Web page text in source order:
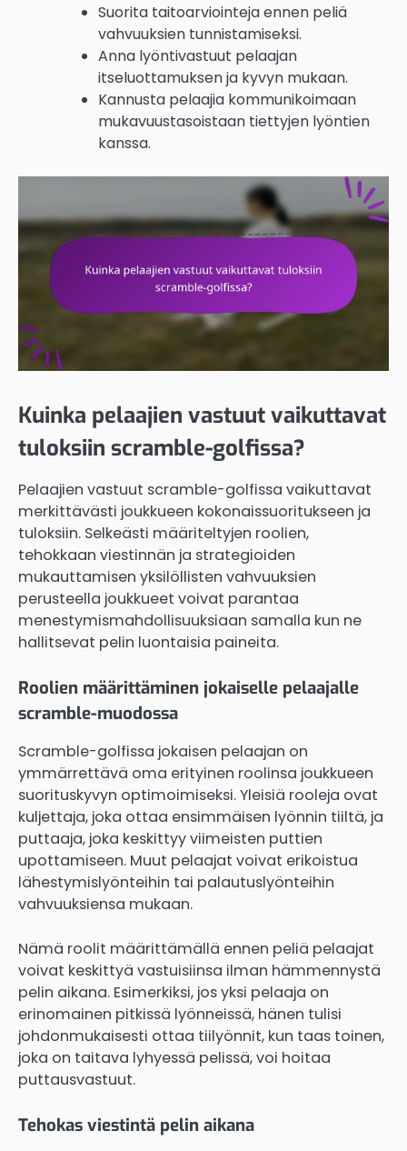
Suorita taitoarviointeja ennen peliä
vahvuuksien tunnistamiseksi.
Anna lyöntivastuut pelaajan
itseluottamuksen ja kyvyn mukaan.
Kannusta pelaajia kommunikoimaan
mukavuustasoistaan tiettyjen lyöntien
kanssa.
Kuinka pelaajien vastuut vaikuttavat
tuloksiin scramble-golfissa?
Pelaajien vastuut scramble-golfissa vaikuttavat
merkittävästi joukkueen kokonaissuoritukseen ja
tuloksiin. Selkeästi määriteltyjen roolien,
tehokkaan viestinnän ja strategioiden
mukauttamisen yksilöllisten vahvuuksien
perusteella joukkueet voivat parantaa
menestymismahdollisuuksiaan samalla kun ne
hallitsevat pelin luontaisia paineita.
Roolien määrittäminen jokaiselle pelaajalle
scramble-muodossa
Scramble-golfissa jokaisen pelaajan on
ymmärrettävä oma erityinen roolinsa joukkueen
suorituskyvyn optimoimiseksi. Yleisiä rooleja ovat
kuljettaja, joka ottaa ensimmäisen lyönnin tiiltä, ja
puttaaja, joka keskittyy viimeisten puttien
upottamiseen. Muut pelaajat voivat erikoistua
lähestymislyönteihin tai palautuslyönteihin
vahvuuksiensa mukaan.
Nämä roolit määrittämällä ennen peliä pelaajat
voivat keskittyä vastuisiinsa ilman hämmennystä
pelin aikana. Esimerkiksi, jos yksi pelaaja on
erinomainen pitkissä lyönneissä, hänen tulisi
johdonmukaisesti ottaa tiilyönnit, kun taas toinen,
joka on taitava lyhyessä pelissä, voi hoitaa
puttausvastuut.
Tehokas viestintä pelin aikana